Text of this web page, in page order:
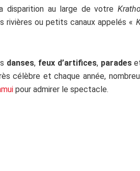
disparition au large de votre
rivières ou petits canaux appelés «
danses, feux d’artifices, parades
célèbre et chaque année,
pour admirer le spectacle.